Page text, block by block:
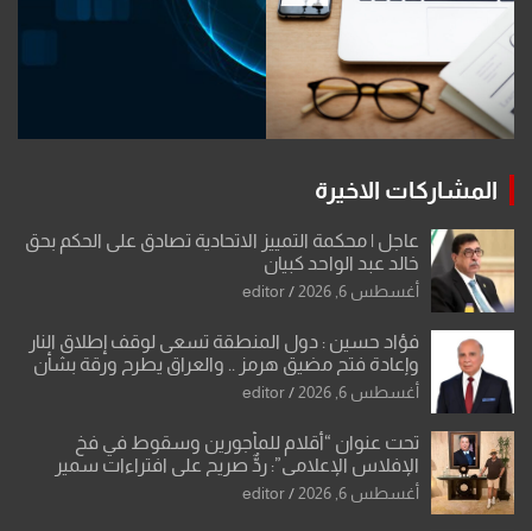
المشاركات الاخيرة
عاجل | محكمة التمييز الاتحادية تصادق على الحكم بحق
خالد عبد الواحد كبيان
أغسطس 6, 2026 editor
فؤاد حسين : دول المنطقة تسعى لوقف إطلاق النار
وإعادة فتح مضيق هرمز .. والعراق يطرح ورقة بشأن
تحولات القدس
أغسطس 6, 2026 editor
تحت عنوان “أقلام للمأجورين وسقوط في فخ
الإفلاس الإعلامي”: ردٌّ صريح على افتراءات سمير
الشكرجي
أغسطس 6, 2026 editor